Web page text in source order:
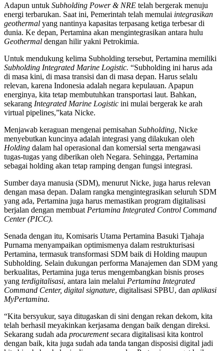
Adapun untuk Subholding Power & NRE telah bergerak menuju
energi terbarukan. Saat ini, Pemerintah telah memulai integrasikan
geothermal yang nantinya kapasitas terpasang ketiga terbesar di
dunia. Ke depan, Pertamina akan mengintegrasikan antara hulu
Geothermal dengan hilir yakni Petrokimia.
Untuk mendukung kelima Subholding tersebut, Pertamina memiliki
Subholding Integrated Marine Logistic. “Subholding ini harus ada
di masa kini, di masa transisi dan di masa depan. Harus selalu
relevan, karena Indonesia adalah negara kepulauan. Apapun
energinya, kita tetap membutuhkan transportasi laut. Bahkan,
sekarang Integrated Marine Logistic ini mulai bergerak ke arah
virtual pipelines,”kata Nicke.
Menjawab keraguan mengenai pemisahan Subholding, Nicke
menyebutkan kuncinya adalah integrasi yang dilakukan oleh
Holding dalam hal operasional dan komersial serta mengawasi
tugas-tugas yang diberikan oleh Negara. Sehingga, Pertamina
sebagai holding akan tetap ramping dengan fungsi integrasi.
Sumber daya manusia (SDM), menurut Nicke, juga harus relevan
dengan masa depan. Dalam rangka mengintegrasikan seluruh SDM
yang ada, Pertamina juga harus memastikan program digitalisasi
berjalan dengan membuat Pertamina Integrated Control Command
Center (PICC).
Senada dengan itu, Komisaris Utama Pertamina Basuki Tjahaja
Purnama menyampaikan optimismenya dalam restrukturisasi
Pertamina, termasuk transformasi SDM baik di Holding maupun
Subholding. Selain dukungan performa Manajemen dan SDM yang
berkualitas, Pertamina juga terus mengembangkan bisnis proses
yang terdigitalisasi, antara lain melalui Pertamina Integrated
Command Center, digital signature, digitalisasi SPBU, dan aplikasi
MyPertamina.
“Kita bersyukur, saya ditugaskan di sini dengan rekan dekom, kita
telah berhasil meyakinkan kerjasama dengan baik dengan direksi.
Sekarang sudah ada procurementsecara digitalisasi kita kontrol
dengan baik, kita juga sudah ada tanda tangan disposisi digital jadi